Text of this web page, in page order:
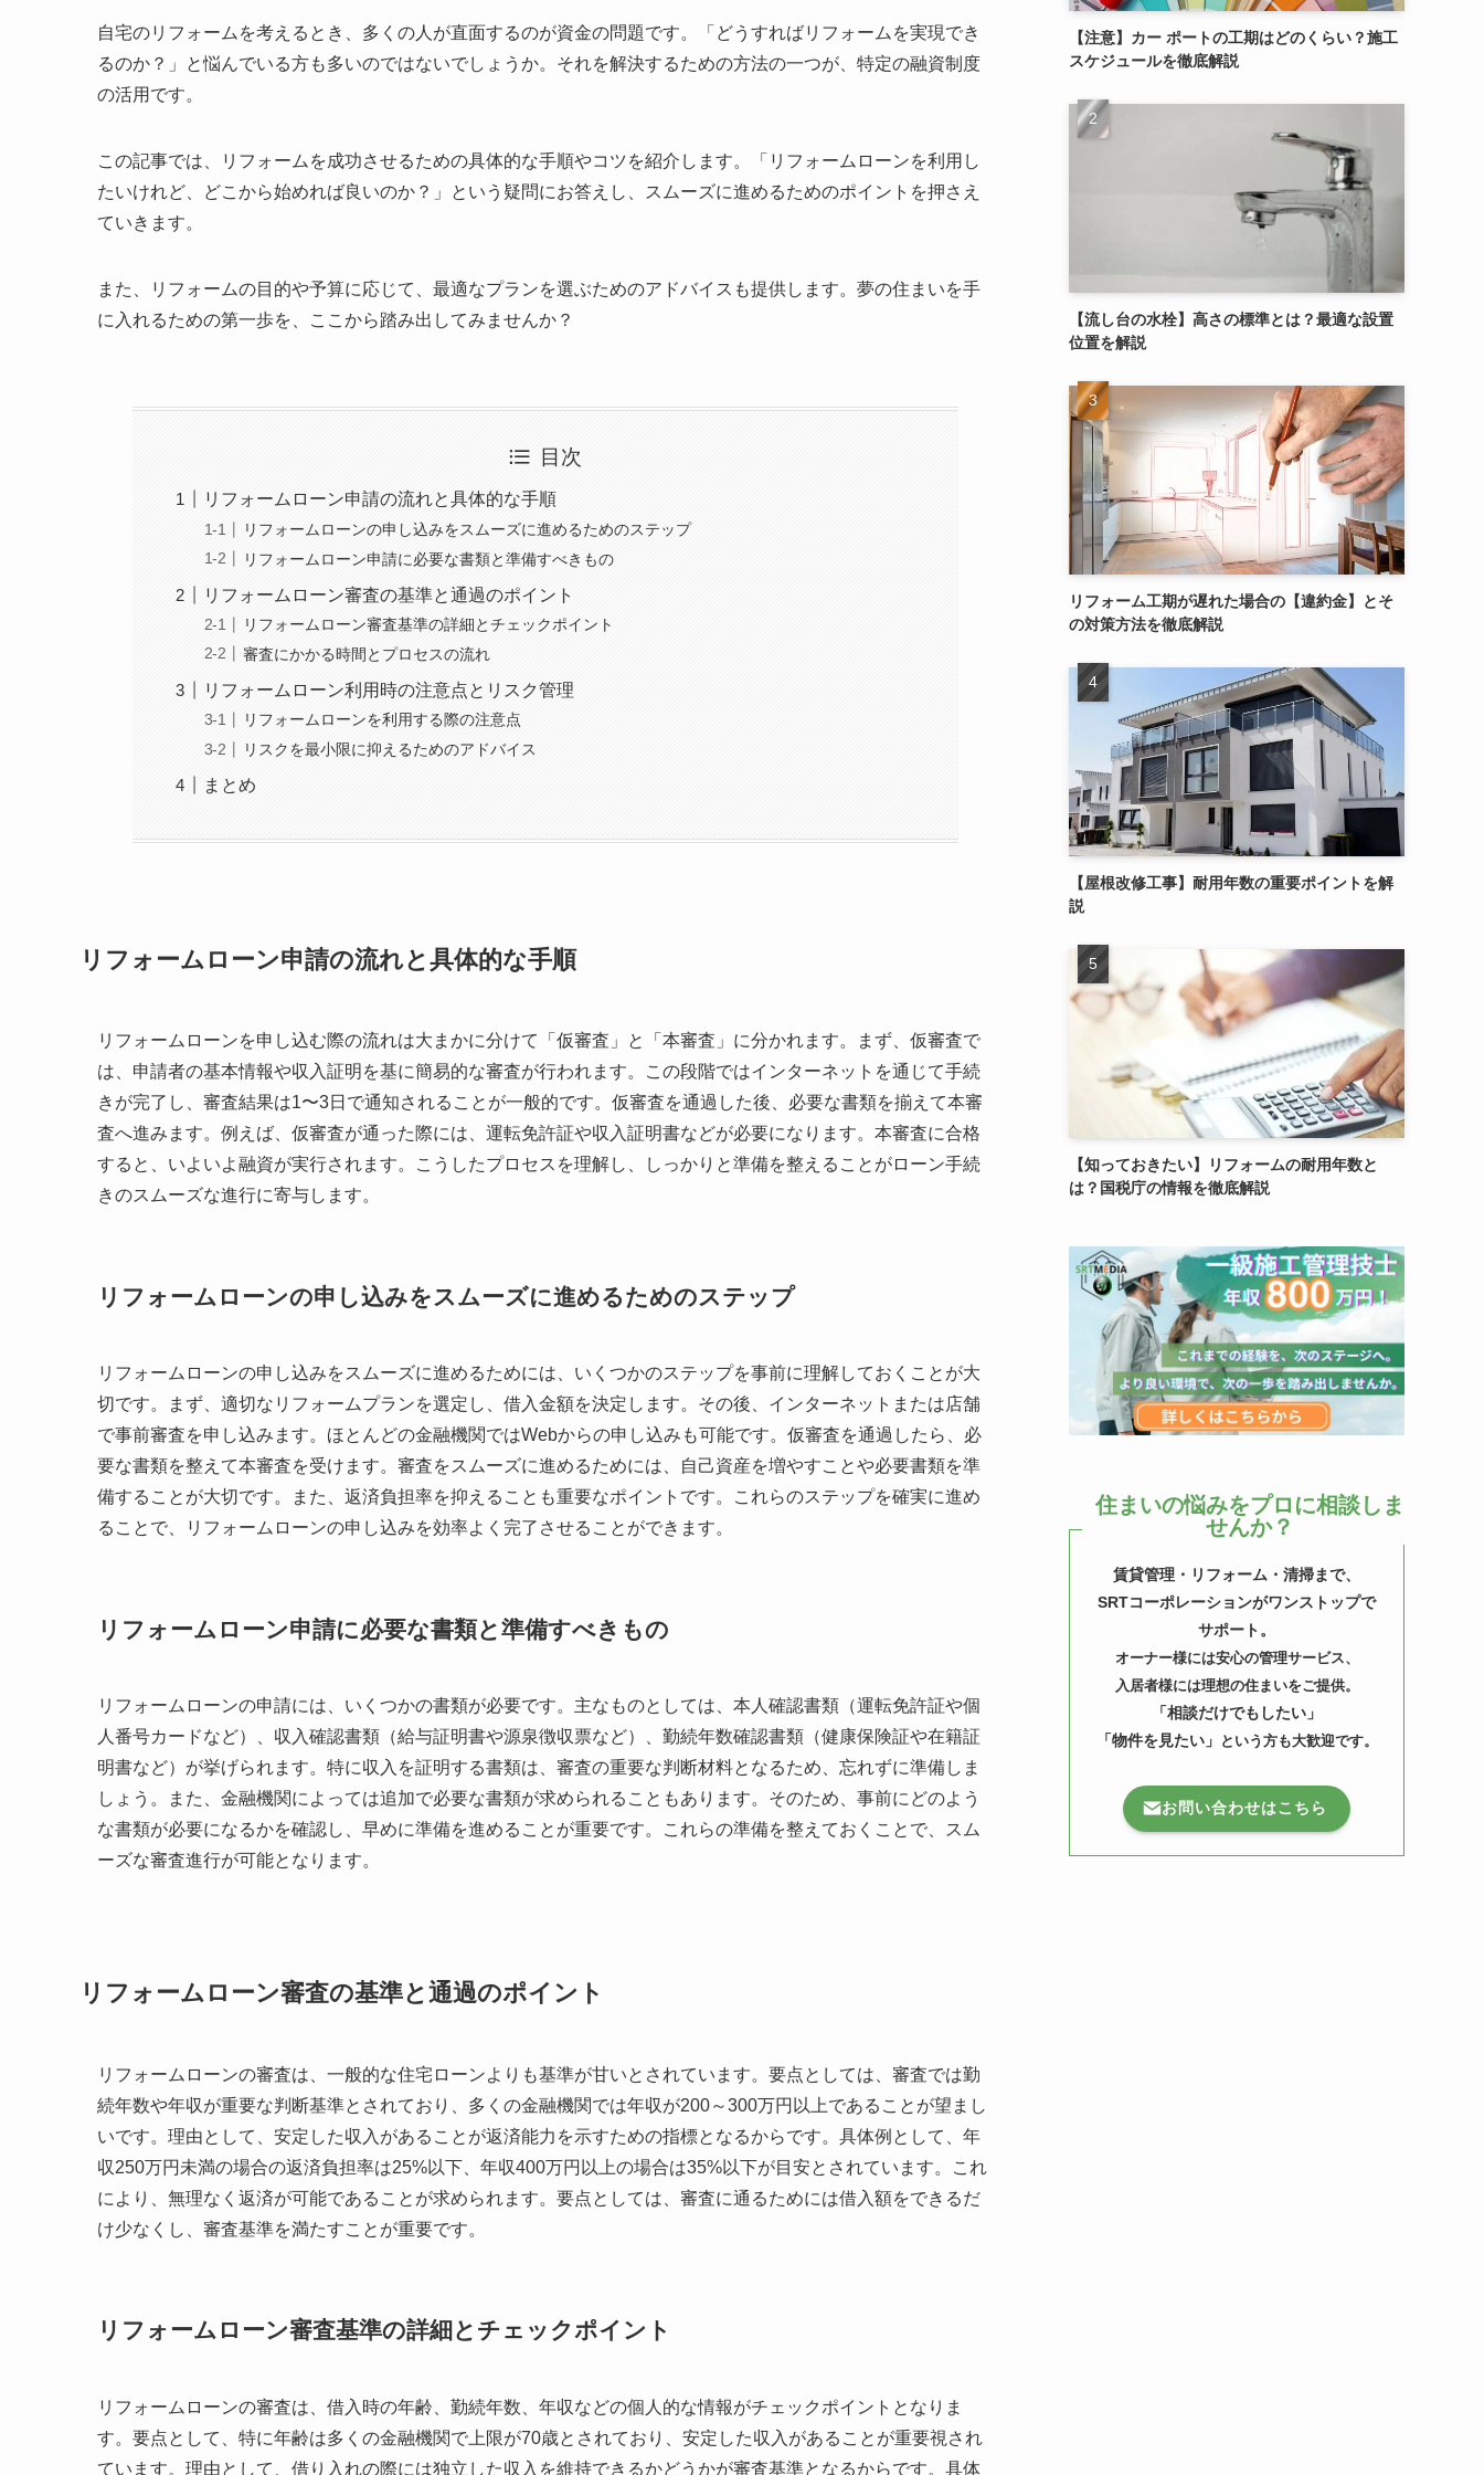
自宅のリフォームを考えるとき、多くの人が直面するのが資金の問題です。「どうすればリフォームを実現でき
るのか？」と悩んでいる方も多いのではないでしょうか。それを解決するための方法の一つが、特定の融資制度
の活用です。
この記事では、リフォームを成功させるための具体的な手順やコツを紹介します。「リフォームローンを利用し
たいけれど、どこから始めれば良いのか？」という疑問にお答えし、スムーズに進めるためのポイントを押さえ
ていきます。
また、リフォームの目的や予算に応じて、最適なプランを選ぶためのアドバイスも提供します。夢の住まいを手
に入れるための第一歩を、ここから踏み出してみませんか？
目次
リフォームローン申請の流れと具体的な手順
リフォームローンの申し込みをスムーズに進めるためのステップ
リフォームローン申請に必要な書類と準備すべきもの
リフォームローン審査の基準と通過のポイント
リフォームローン審査基準の詳細とチェックポイント
審査にかかる時間とプロセスの流れ
リフォームローン利用時の注意点とリスク管理
リフォームローンを利用する際の注意点
リスクを最小限に抑えるためのアドバイス
まとめ
リフォームローン申請の流れと具体的な手順
リフォームローンを申し込む際の流れは大まかに分けて「仮審査」と「本審査」に分かれます。まず、仮審査で
は、申請者の基本情報や収入証明を基に簡易的な審査が行われます。この段階ではインターネットを通じて手続
きが完了し、審査結果は1〜3日で通知されることが一般的です。仮審査を通過した後、必要な書類を揃えて本審
査へ進みます。例えば、仮審査が通った際には、運転免許証や収入証明書などが必要になります。本審査に合格
すると、いよいよ融資が実行されます。こうしたプロセスを理解し、しっかりと準備を整えることがローン手続
きのスムーズな進行に寄与します。
リフォームローンの申し込みをスムーズに進めるためのステップ
リフォームローンの申し込みをスムーズに進めるためには、いくつかのステップを事前に理解しておくことが大
切です。まず、適切なリフォームプランを選定し、借入金額を決定します。その後、インターネットまたは店舗
で事前審査を申し込みます。ほとんどの金融機関ではWebからの申し込みも可能です。仮審査を通過したら、必
要な書類を整えて本審査を受けます。審査をスムーズに進めるためには、自己資産を増やすことや必要書類を準
備することが大切です。また、返済負担率を抑えることも重要なポイントです。これらのステップを確実に進め
ることで、リフォームローンの申し込みを効率よく完了させることができます。
リフォームローン申請に必要な書類と準備すべきもの
リフォームローンの申請には、いくつかの書類が必要です。主なものとしては、本人確認書類（運転免許証や個
人番号カードなど）、収入確認書類（給与証明書や源泉徴収票など）、勤続年数確認書類（健康保険証や在籍証
明書など）が挙げられます。特に収入を証明する書類は、審査の重要な判断材料となるため、忘れずに準備しま
しょう。また、金融機関によっては追加で必要な書類が求められることもあります。そのため、事前にどのよう
な書類が必要になるかを確認し、早めに準備を進めることが重要です。これらの準備を整えておくことで、スム
ーズな審査進行が可能となります。
リフォームローン審査の基準と通過のポイント
リフォームローンの審査は、一般的な住宅ローンよりも基準が甘いとされています。要点としては、審査では勤
続年数や年収が重要な判断基準とされており、多くの金融機関では年収が200～300万円以上であることが望まし
いです。理由として、安定した収入があることが返済能力を示すための指標となるからです。具体例として、年
収250万円未満の場合の返済負担率は25%以下、年収400万円以上の場合は35%以下が目安とされています。これ
により、無理なく返済が可能であることが求められます。要点としては、審査に通るためには借入額をできるだ
け少なくし、審査基準を満たすことが重要です。
リフォームローン審査基準の詳細とチェックポイント
リフォームローンの審査は、借入時の年齢、勤続年数、年収などの個人的な情報がチェックポイントとなりま
す。要点として、特に年齢は多くの金融機関で上限が70歳とされており、安定した収入があることが重要視され
ています。理由として、借り入れの際には独立した収入を維持できるかどうかが審査基準となるからです。具体
【注意】カー ポートの工期はどのくらい？施工
スケジュールを徹底解説
【流し台の水栓】高さの標準とは？最適な設置
位置を解説
リフォーム工期が遅れた場合の【違約金】とそ
の対策方法を徹底解説
【屋根改修工事】耐用年数の重要ポイントを解
説
【知っておきたい】リフォームの耐用年数と
は？国税庁の情報を徹底解説
住まいの悩みをプロに相談しま
せんか？
賃貸管理・リフォーム・清掃まで、
SRTコーポレーションがワンストップで
サポート。
オーナー様には安心の管理サービス、
入居者様には理想の住まいをご提供。
「相談だけでもしたい」
「物件を見たい」 という方も大歓迎です。
お問い合わせはこちら